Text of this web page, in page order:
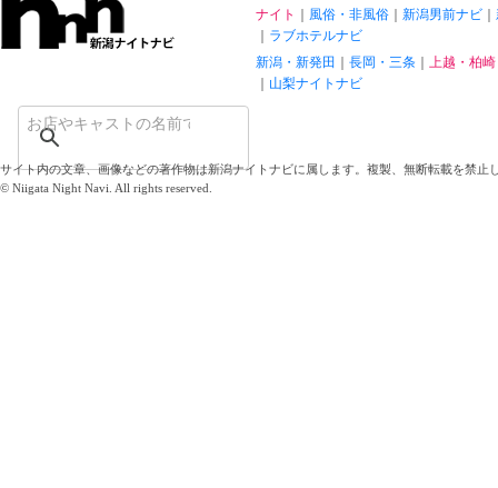
ナイト 風俗・非風俗 新潟男前ナビ
ラブホテルナビ
新潟・新発田
長岡・三条
上越・柏崎
山梨ナイトナビ
サイト内の文章、画像などの著作物は新潟ナイトナビに属します。複製、無断転載を禁止
© Niigata Night Navi. All rights reserved.